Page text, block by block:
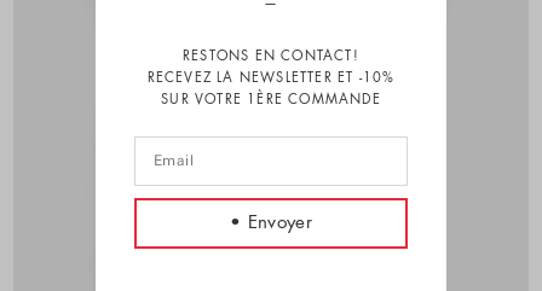
RESTONS EN CONTACT!
RECEVEZ LA NEWSLETTER ET -10%
SUR VOTRE 1ÈRE COMMANDE